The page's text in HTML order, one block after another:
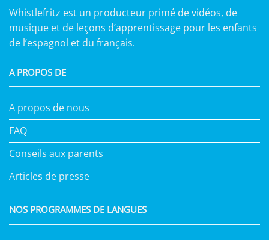
Whistlefritz est un producteur primé de vidéos, de
musique et de leçons d’apprentissage pour les enfants
de l’espagnol et du français.
A PROPOS DE
A propos de nous
FAQ
Conseils aux parents
Articles de presse
NOS PROGRAMMES DE LANGUES